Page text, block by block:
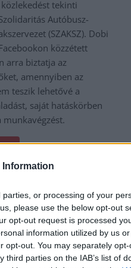
Information
or processing of your
please use the below opt-out
opt-out request is processed
information utilized by us
opt-out. You may separately
parties on the IAB’s list of
tekinti
Autóbusz-
(SZAKSZ). Dobi
közzétett
arra biztatja az
amennyiben az
teszik lehetővé a
saját hatáskörben
munkavégzést.
válik a városi
amely